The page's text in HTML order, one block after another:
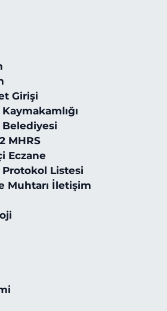
Girişi
MHRS
Eczane
Listesi
Muhtarı İletişim